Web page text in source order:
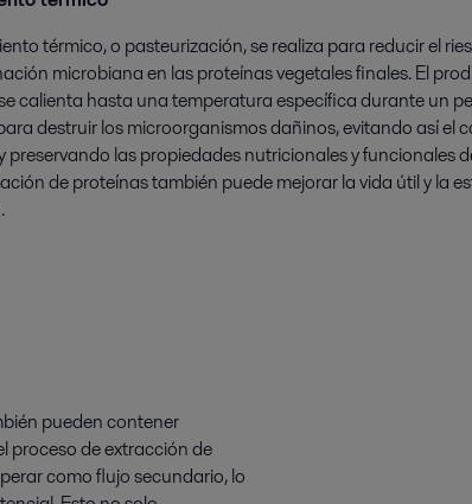
térmico, o pasteurización, se realiza para reducir el
microbiana en las proteínas vegetales finales. El
calienta hasta una temperatura específica durante un
destruir los microorganismos dañinos, evitando así el
preservando las propiedades nutricionales y funcionales
de proteínas también puede mejorar la vida útil y la
pueden contener
proceso de extracción de
como flujo secundario, lo